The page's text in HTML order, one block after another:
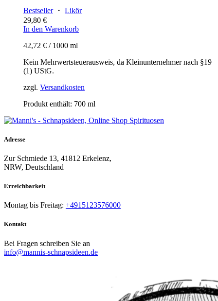
Bestseller・ Likör
29,80 €
In den Warenkorb
42,72 € / 1000 ml
Kein Mehrwertsteuerausweis, da Kleinunternehmer nach §19
(1) UStG.
zzgl. Versandkosten
Produkt enthält: 700 ml
Adresse
Zur Schmiede 13, 41812 Erkelenz,
NRW, Deutschland
Erreichbarkeit​
Montag bis Freitag: +4915123576000
Kontakt
Bei Fragen schreiben Sie an
info@mannis-schnapsideen.de